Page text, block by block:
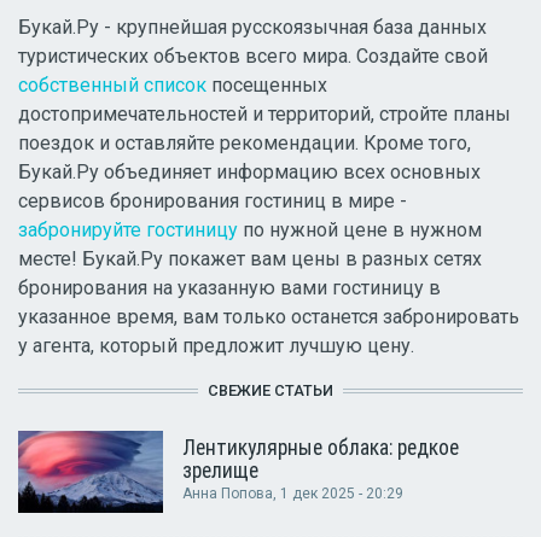
Букай.Ру - крупнейшая русскоязычная база данных
туристических объектов всего мира. Создайте свой
собственный список посещенных
достопримечательностей и территорий, стройте планы
поездок и оставляйте рекомендации. Кроме того,
Букай.Ру объединяет информацию всех основных
сервисов бронирования гостиниц в мире -
забронируйте гостиницу по нужной цене в нужном
месте! Букай.Ру покажет вам цены в разных сетях
бронирования на указанную вами гостиницу в
указанное время, вам только останется забронировать
у агента, который предложит лучшую цену.
СВЕЖИЕ СТАТЬИ
Лентикулярные облака: редкое
зрелище
Анна Попова, 1 дек 2025 - 20:29